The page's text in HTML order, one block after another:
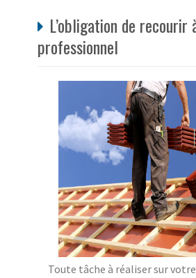
L’obligation de recourir
professionnel
Toute tâche à réaliser sur